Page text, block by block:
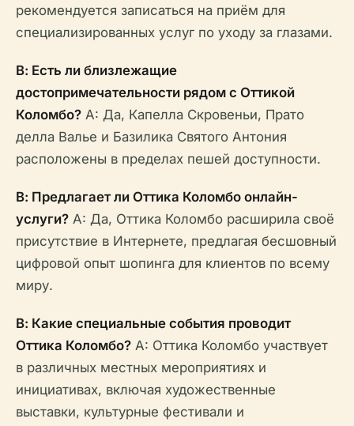
рекомендуется записаться на приём для
специализированных услуг по уходу за глазами.
В: Есть ли близлежащие
достопримечательности рядом с Оттикой
Коломбо? A: Да, Капелла Скровеньи, Прато
делла Валье и Базилика Святого Антония
расположены в пределах пешей доступности.
В: Предлагает ли Оттика Коломбо онлайн-
услуги? A: Да, Оттика Коломбо расширила своё
присутствие в Интернете, предлагая бесшовный
цифровой опыт шопинга для клиентов по всему
миру.
В: Какие специальные события проводит
Оттика Коломбо? A: Оттика Коломбо участвует
в различных местных мероприятиях и
инициативах, включая художественные
выставки, культурные фестивали и